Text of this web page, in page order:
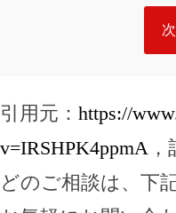
引用元： https://
v=IRSHPK4ppmA
どのご相談は、下